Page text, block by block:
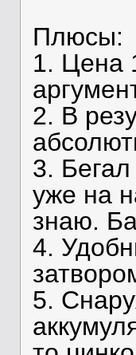
Плюсы:
1. Цена
2. В
3.
уже на
знаю.
4.
5.